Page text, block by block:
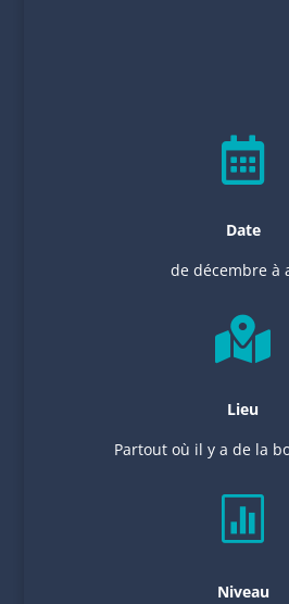

Date
de décembre à

Lieu
Partout où il y a de la

Niveau